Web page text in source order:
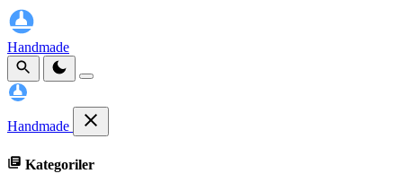
Handmade
Handmade
Kategoriler